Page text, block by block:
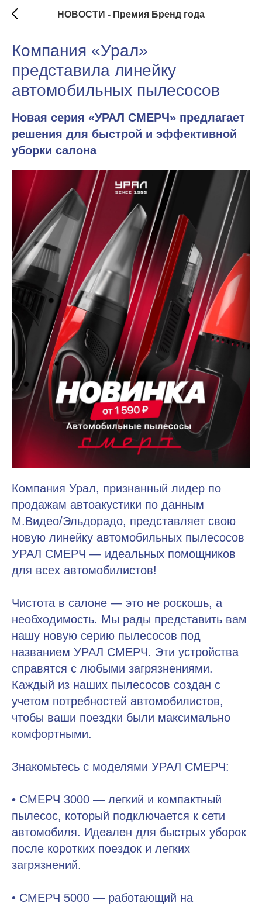
НОВОСТИ - Премия Бренд года
Компания «Урал»
представила линейку
автомобильных пылесосов
Новая серия «УРАЛ СМЕРЧ» предлагает
решения для быстрой и эффективной
уборки салона
Компания Урал, признанный лидер по
продажам автоакустики по данным
М.Видео/Эльдорадо, представляет свою
новую линейку автомобильных пылесосов
УРАЛ СМЕРЧ — идеальных помощников
для всех автомобилистов!
Чистота в салоне — это не роскошь, а
необходимость. Мы рады представить вам
нашу новую серию пылесосов под
названием УРАЛ СМЕРЧ. Эти устройства
справятся с любыми загрязнениями.
Каждый из наших пылесосов создан с
учетом потребностей автомобилистов,
чтобы ваши поездки были максимально
комфортными.
Знакомьтесь с моделями УРАЛ СМЕРЧ:
• СМЕРЧ 3000 — легкий и компактный
пылесос, который подключается к сети
автомобиля. Идеален для быстрых уборок
после коротких поездок и легких
загрязнений.
• СМЕРЧ 5000 — работающий на